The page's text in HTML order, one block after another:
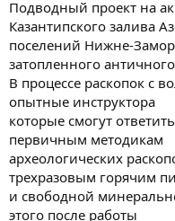
Подводный проект на
Казантипского залива
поселений Нижне-
затопленного
В процессе раскопок с
опытные инструктора
которые смогут
первичным методикам
археологических
трехразовым горячим
и свободной
этого после работы